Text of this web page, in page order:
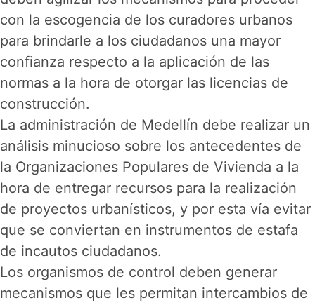
con la escogencia de los curadores urbanos
para brindarle a los ciudadanos una mayor
confianza respecto a la aplicación de las
normas a la hora de otorgar las licencias de
construcción.
La administración de Medellín debe realizar un
análisis minucioso sobre los antecedentes de
la Organizaciones Populares de Vivienda a la
hora de entregar recursos para la realización
de proyectos urbanísticos, y por esta vía evitar
que se conviertan en instrumentos de estafa
de incautos ciudadanos.
Los organismos de control deben generar
mecanismos que les permitan intercambios de